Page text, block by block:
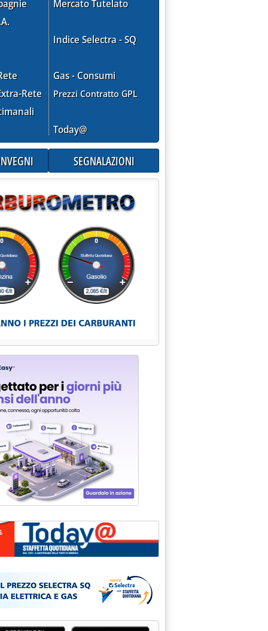
A DOMANI'
CARBONE'
Rete
Mercato Tutelato
Indice Selectra - SQ
Gas - Consumi
Prezzi Contratto GPL
Today@
SEGNALAZIONI